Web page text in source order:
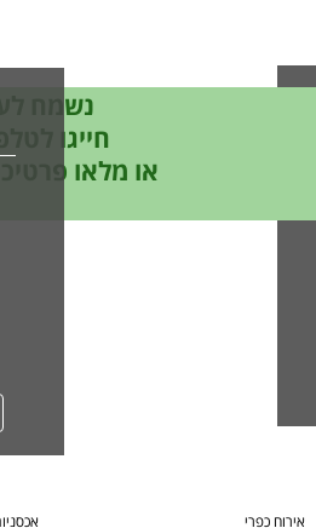
נשמח
חייגו לטלפון 09-88-
או מלאו
אירוח כפרי